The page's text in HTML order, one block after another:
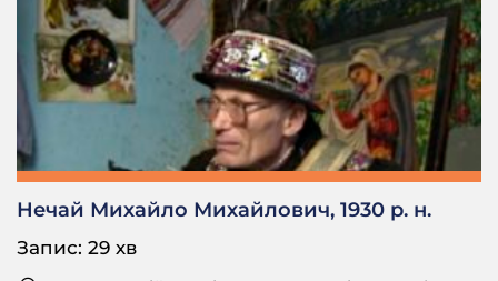
Нечай Михайло Михайлович, 1930 р. н.
Запис: 29 хв